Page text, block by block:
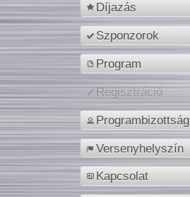
Díjazás
Szponzorok
Program
Regisztráció
Programbizottság
Versenyhelyszín
Kapcsolat